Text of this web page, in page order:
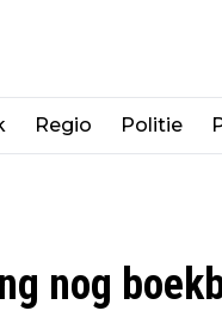
Regio Politie
nog